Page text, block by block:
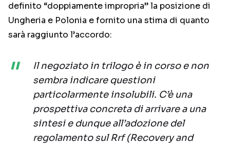
definito “doppiamente impropria” la posizione di
Ungheria e Polonia e fornito una stima di quanto
sarà raggiunto l’accordo:
Il negoziato in trilogo è in corso e non
sembra indicare questioni
particolarmente insolubili. C’è una
prospettiva concreta di arrivare a una
sintesi e dunque all’adozione del
regolamento sul Rrf (Recovery and